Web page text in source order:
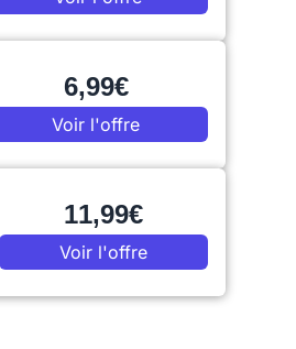
6,99€
Voir l'offre
11,99€
Voir l'offre